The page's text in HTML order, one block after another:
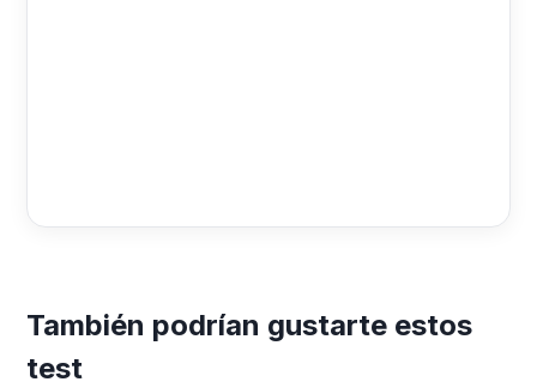
También podrían gustarte estos
test